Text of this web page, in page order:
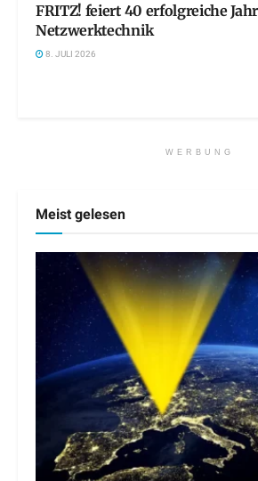
FRITZ! feiert 40 erfolgreiche
Netzwerktechnik
8. JULI 2026
WERBUNG
Meist gelesen